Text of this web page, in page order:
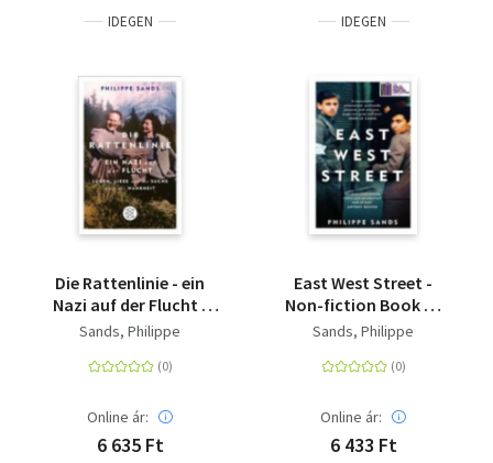
IDEGEN
Die Rattenlinie - ein
Nazi auf der Flucht -
Lügen, Liebe und die
Wahrheit
Sands, Philippe
Online ár:
6 635 Ft
IDEGEN
East West Street -
Non-fiction Book of
the Year 2017
Sands, Philippe
Online ár:
6 433 Ft